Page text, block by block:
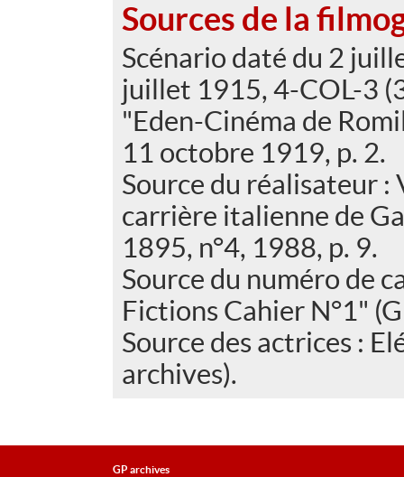
Sources de la
Scénario daté du 2
juillet 1915, 4-COL-3
"Eden-Cinéma de
11 octobre 1919, p. 2.
Source du réalisateur
carrière italienne de
1895, n°4, 1988, p. 9.
Source du numéro de
Fictions Cahier N°1"
Source des actrices :
archives).
GP archives